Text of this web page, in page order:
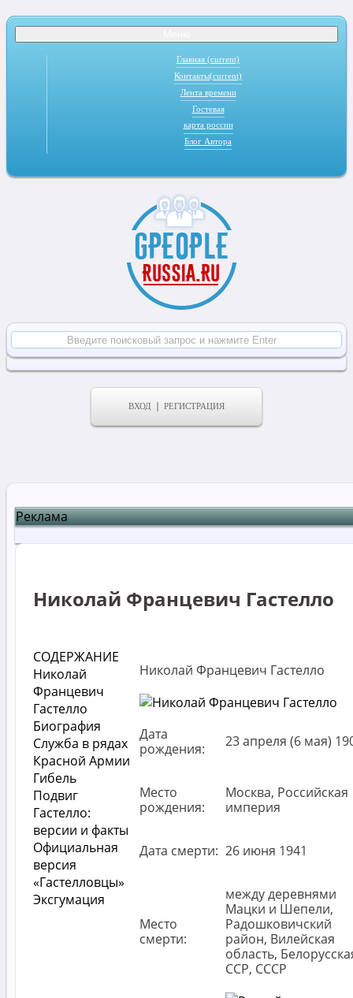
Главная (current)
Контакты(current)
Лента времени
Гостевая
карта россии
Блог Автора
ВХОД РЕГИСТРАЦИЯ
Реклама
Николай Францевич Гастелло
Николай Францевич Гастелло
Дата
рождения:
23 апреля (6 мая)
Место
рождения:
Москва, Российская
империя
Дата смерти: 26 июня 1941
Место
смерти:
между деревнями
Мацки и Шепели,
Радошковичский
район, Вилейская
область,
ССР, СССР
СОДЕРЖАНИЕ
Николай
Францевич
Гастелло
Биография
Служба в рядах
Красной Армии
Гибель
Подвиг
Гастелло:
версии и факты
Официальная
версия
«Гастелловцы»
Эксгумация